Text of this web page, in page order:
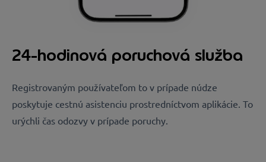
24-hodinová poruchová služba
Registrovaným používateľom to v prípade núdze
poskytuje cestnú asistenciu prostredníctvom aplikácie. To
urýchli čas odozvy v prípade poruchy.